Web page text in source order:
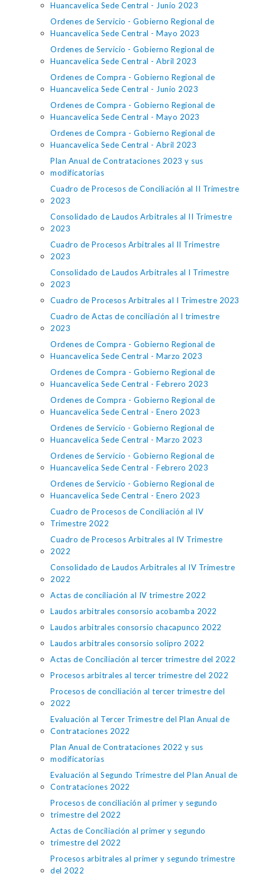
Huancavelica Sede Central - Junio 2023
Ordenes de Servicio - Gobierno Regional de
Huancavelica Sede Central - Mayo 2023
Ordenes de Servicio - Gobierno Regional de
Huancavelica Sede Central - Abril 2023
Ordenes de Compra - Gobierno Regional de
Huancavelica Sede Central - Junio 2023
Ordenes de Compra - Gobierno Regional de
Huancavelica Sede Central - Mayo 2023
Ordenes de Compra - Gobierno Regional de
Huancavelica Sede Central - Abril 2023
Plan Anual de Contrataciones 2023 y sus
modificatorias
Cuadro de Procesos de Conciliación al II Trimestre
2023
Consolidado de Laudos Arbitrales al II Trimestre
2023
Cuadro de Procesos Arbitrales al II Trimestre
2023
Consolidado de Laudos Arbitrales al I Trimestre
2023
Cuadro de Procesos Arbitrales al I Trimestre 2023
Cuadro de Actas de conciliación al I trimestre
2023
Ordenes de Compra - Gobierno Regional de
Huancavelica Sede Central - Marzo 2023
Ordenes de Compra - Gobierno Regional de
Huancavelica Sede Central - Febrero 2023
Ordenes de Compra - Gobierno Regional de
Huancavelica Sede Central - Enero 2023
Ordenes de Servicio - Gobierno Regional de
Huancavelica Sede Central - Marzo 2023
Ordenes de Servicio - Gobierno Regional de
Huancavelica Sede Central - Febrero 2023
Ordenes de Servicio - Gobierno Regional de
Huancavelica Sede Central - Enero 2023
Cuadro de Procesos de Conciliación al IV
Trimestre 2022
Cuadro de Procesos Arbitrales al IV Trimestre
2022
Consolidado de Laudos Arbitrales al IV Trimestre
2022
Actas de conciliación al IV trimestre 2022
Laudos arbitrales consorsio acobamba 2022
Laudos arbitrales consorsio chacapunco 2022
Laudos arbitrales consorsio solipro 2022
Actas de Conciliación al tercer trimestre del 2022
Procesos arbitrales al tercer trimestre del 2022
Procesos de conciliación al tercer trimestre del
2022
Evaluación al Tercer Trimestre del Plan Anual de
Contrataciones 2022
Plan Anual de Contrataciones 2022 y sus
modificatorias
Evaluación al Segundo Trimestre del Plan Anual de
Contrataciones 2022
Procesos de conciliación al primer y segundo
trimestre del 2022
Actas de Conciliación al primer y segundo
trimestre del 2022
Procesos arbitrales al primer y segundo trimestre
del 2022